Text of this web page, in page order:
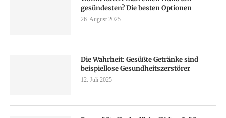
gesündesten? Die besten Optionen
26. August 2025
Die Wahrheit: Gesüßte Getränke sind
beispiellose Gesundheitszerstörer
12. Juli 2025